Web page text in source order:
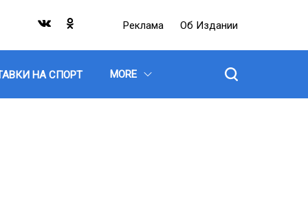
Реклама Об Издании
НА СПОРТ MORE